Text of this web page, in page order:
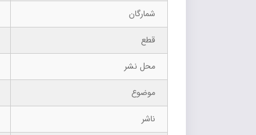
شمارگان
قطع
محل نشر
موضوع
ناشر